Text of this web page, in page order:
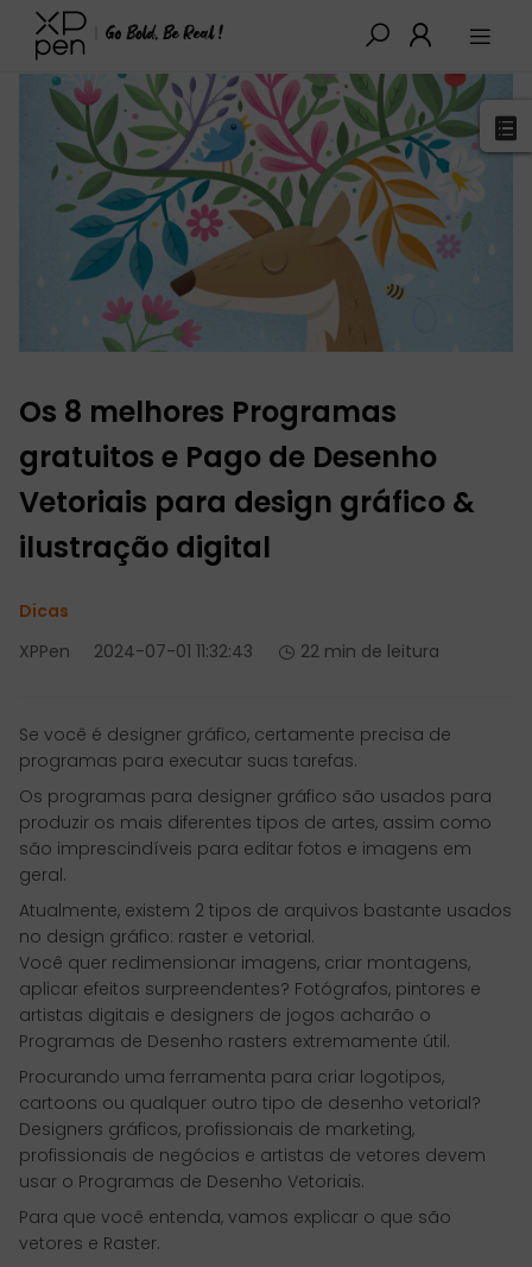
XPPen > Blogue > Tutoriais e Dicas detalhes
Os 8 melhores Programas
gratuitos e Pago de Desenho
Vetoriais para design gráfico &
ilustração digital
Dicas
XPPen
2024-07-01 11:32:43 22 min de leitura
Se você é designer gráfico, certamente precisa de
programas para executar suas tarefas.
Os programas para designer gráfico são usados para
produzir os mais diferentes tipos de artes, assim como
são imprescindíveis para editar fotos e imagens em
geral.
Atualmente, existem 2 tipos de arquivos bastante usados
no design gráfico: raster e vetorial.
Você quer redimensionar imagens, criar montagens,
aplicar efeitos surpreendentes? Fotógrafos, pintores e
artistas digitais e designers de jogos acharão o
Programas de Desenho rasters extremamente útil.
Procurando uma ferramenta para criar logotipos,
cartoons ou qualquer outro tipo de desenho vetorial?
Designers gráficos, profissionais de marketing,
profissionais de negócios e artistas de vetores devem
usar o Programas de Desenho Vetoriais.
Para que você entenda, vamos explicar o que são
vetores e Raster.